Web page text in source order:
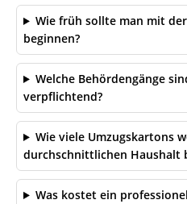
Wie früh sollte man mit
beginnen?
Welche Behördengänge
verpflichtend?
Wie viele Umzugskartons
durchschnittlichen Haushalt
Was kostet ein